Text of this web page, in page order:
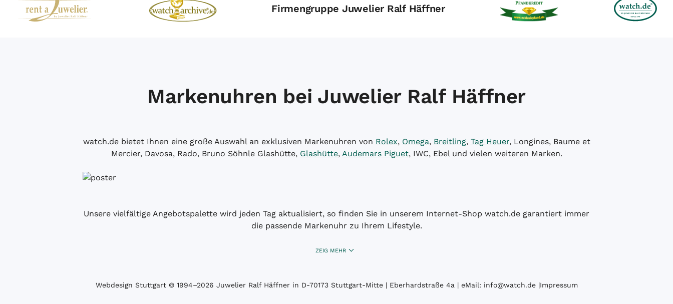
Firmengruppe Juwelier Ralf Häffner
Markenuhren bei Juwelier Ralf Häffner
watch.de bietet Ihnen eine große Auswahl an exklusiven Markenuhren von Rolex, Omega, Breitling, Tag Heuer, Longines, Baume et
Mercier, Davosa, Rado, Bruno Söhnle Glashütte, Glashütte, Audemars Piguet, IWC, Ebel und vielen weiteren Marken.
Unsere vielfältige Angebotspalette wird jeden Tag aktualisiert, so finden Sie in unserem Internet-Shop watch.de garantiert immer
die passende Markenuhr zu Ihrem Lifestyle.
ZEIG MEHR
Webdesign Stuttgart© 1994­–2026 Juwelier Ralf Häffner in D-70173 Stuttgart-Mitte | Eberhardstraße 4a | eMail: info@watch.de|Impressum